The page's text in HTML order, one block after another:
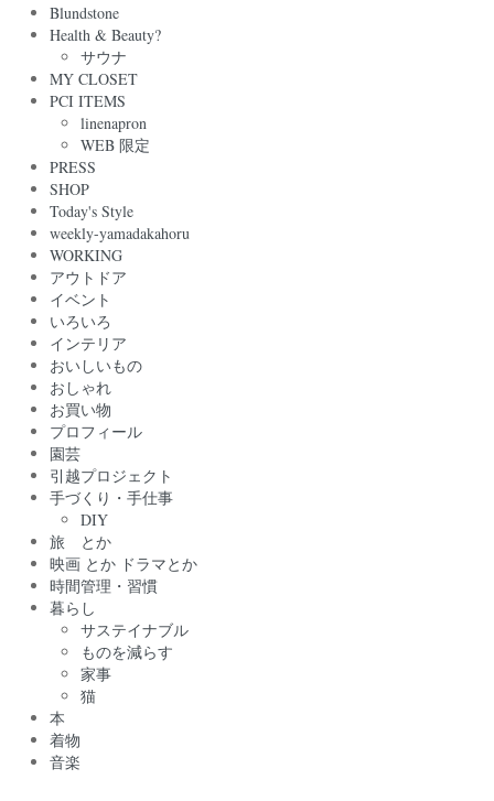
Blundstone
Health & Beauty?
サウナ
MY CLOSET
PCI ITEMS
linenapron
WEB 限定
PRESS
SHOP
Today's Style
weekly-yamadakahoru
WORKING
アウトドア
イベント
いろいろ
インテリア
おいしいもの
おしゃれ
お買い物
プロフィール
園芸
引越プロジェクト
手づくり・手仕事
DIY
旅 とか
映画 とか ドラマとか
時間管理・習慣
暮らし
サステイナブル
ものを減らす
家事
猫
本
着物
音楽